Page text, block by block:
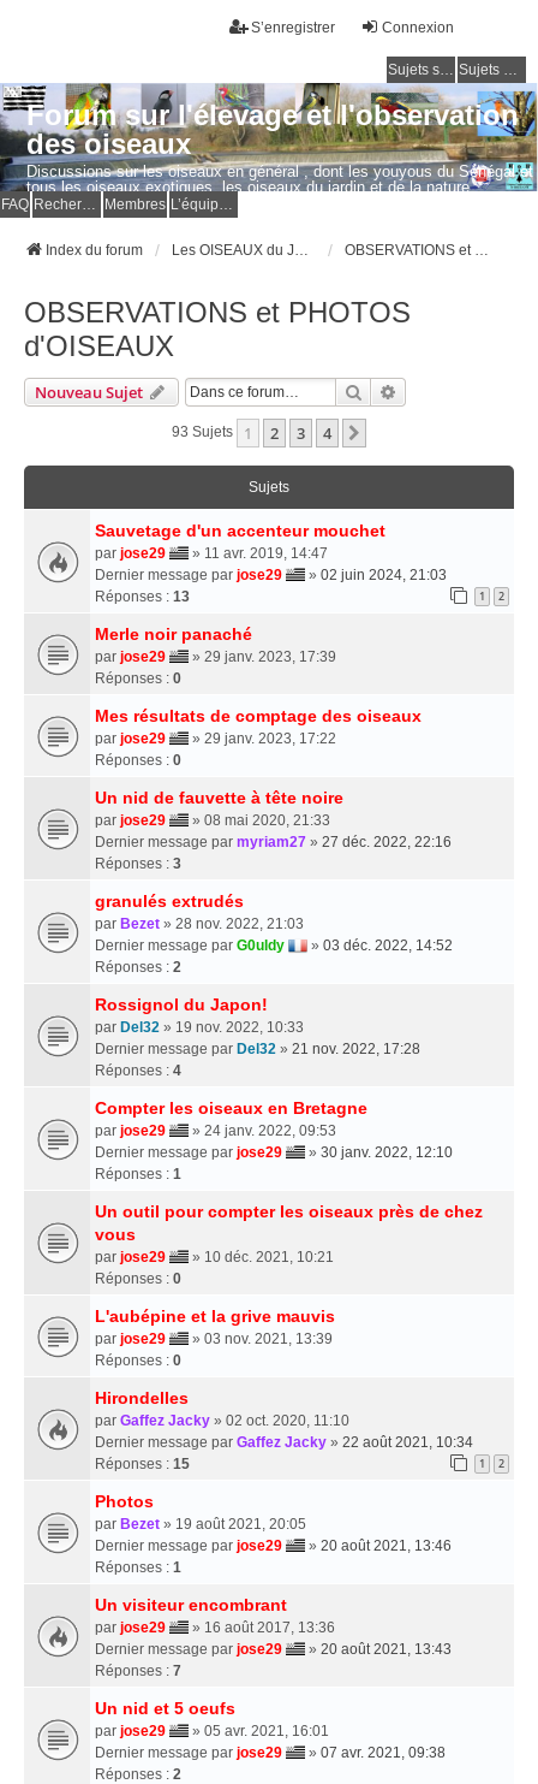
Connexion
S’enregistrer
Sujets sans réponse Sujets actifs
Forum sur l'élevage et l'observation
des oiseaux
Discussions sur les oiseaux en général , dont les youyous du Sénégal et
tous les oiseaux exotiques, les oiseaux du jardin et de la nature.
Questions, photos, expériences.
FAQ Membres
Index du forum
OBSERVATIONS et PHOTOS
d'OISEAUX
Nouveau Sujet Rechercher
93 Sujets 1 2 3 4
Sujets
Sauvetage d'un accenteur mouchet
par jose29
» 11 avr. 2019, 14:47
Dernier message par jose29 » 02 juin 2024, 21:03
Réponses : 13 1 2
Merle noir panaché
par jose29
» 29 janv. 2023, 17:39
Réponses : 0
Mes résultats de comptage des oiseaux
par jose29
» 29 janv. 2023, 17:22
Réponses : 0
Un nid de fauvette à tête noire
par jose29
» 08 mai 2020, 21:33
Dernier message par myriam27 » 27 déc. 2022, 22:16
Réponses : 3
granulés extrudés
par Bezet » 28 nov. 2022, 21:03
Dernier message par G0uldy » 03 déc. 2022, 14:52
Réponses : 2
Rossignol du Japon!
par Del32 » 19 nov. 2022, 10:33
Dernier message par Del32 » 21 nov. 2022, 17:28
Réponses : 4
Compter les oiseaux en Bretagne
par jose29
» 24 janv. 2022, 09:53
Dernier message par jose29 » 30 janv. 2022, 12:10
Réponses : 1
Un outil pour compter les oiseaux près de chez
vous
par jose29
» 10 déc. 2021, 10:21
Réponses : 0
L'aubépine et la grive mauvis
par jose29
» 03 nov. 2021, 13:39
Réponses : 0
Hirondelles
par Gaffez Jacky » 02 oct. 2020, 11:10
Dernier message par Gaffez Jacky » 22 août 2021, 10:34
Réponses : 15 1 2
Photos
par Bezet » 19 août 2021, 20:05
Dernier message par jose29 » 20 août 2021, 13:46
Réponses : 1
Un visiteur encombrant
par jose29
» 16 août 2017, 13:36
Dernier message par jose29 » 20 août 2021, 13:43
Réponses : 7
Un nid et 5 oeufs
par jose29
» 05 avr. 2021, 16:01
Dernier message par jose29 » 07 avr. 2021, 09:38
Réponses : 2